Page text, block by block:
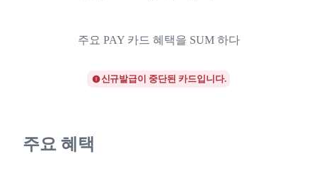
주요 PAY 카드 혜택을 SUM 하다
신규발급이 중단된 카드입니다.
주요 혜택